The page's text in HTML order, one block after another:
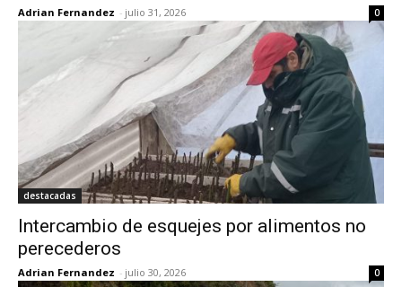
Adrian Fernandez - julio 31, 2026 0
destacadas
Intercambio de esquejes por alimentos no
perecederos
Adrian Fernandez - julio 30, 2026 0